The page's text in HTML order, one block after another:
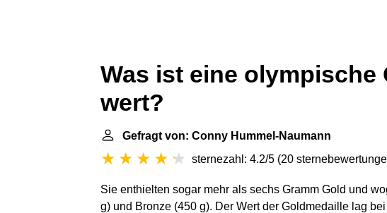
Was ist eine olympische
wert?
Gefragt von: Conny Hummel-Naumann
sternezahl: 4.2/5 (20
Sie enthielten sogar mehr als sechs Gramm Gold und
g) und Bronze (450 g). Der Wert der Goldmedaille lag